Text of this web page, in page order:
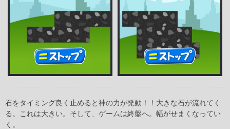
石をタイミング良く止めると神の力が発動！！大きな石が流れてく
る。これは大きい。そして、ゲームは終盤へ。幅がせまくなってい
く。